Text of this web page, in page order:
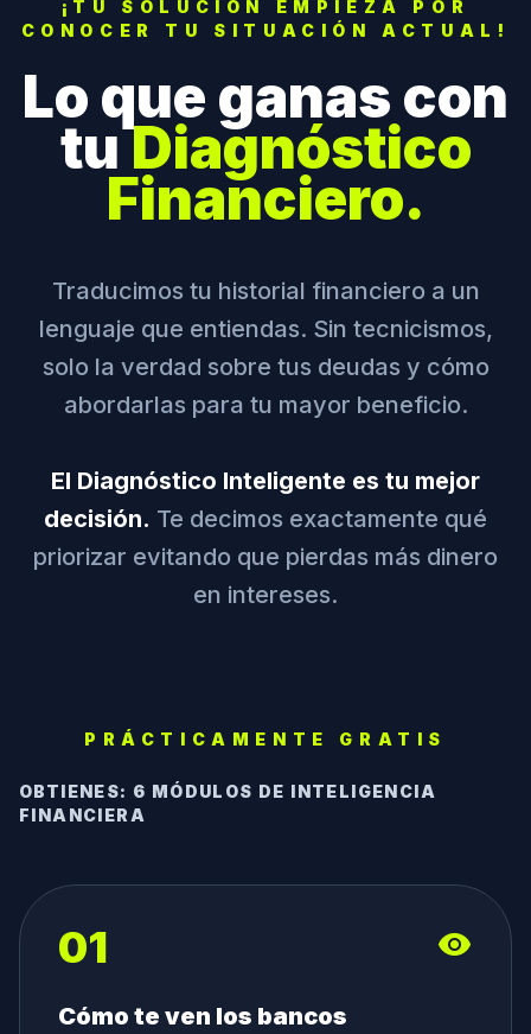
¡TU SOLUCIÓN EMPIEZA POR
CONOCER TU SITUACIÓN ACTUAL!
Lo que ganas con
tuDiagnóstico
Financiero.
Traducimos tu historial financiero a un
lenguaje que entiendas. Sin tecnicismos,
solo la verdad sobre tus deudas y cómo
abordarlas para tu mayor beneficio.
El Diagnóstico Inteligente es tu mejor
decisión. Te decimos exactamente qué
priorizar evitando que pierdas más dinero
en intereses.
PRÁCTICAMENTE GRATIS
OBTIENES: 6 MÓDULOS DE INTELIGENCIA
FINANCIERA
01 visibility
Cómo te ven los bancos